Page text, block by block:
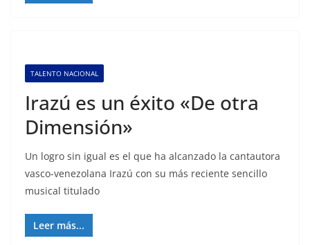
TALENTO NACIONAL
Irazú es un éxito «De otra
Dimensión»
Un logro sin igual es el que ha alcanzado la cantautora
vasco-venezolana Irazú con su más reciente sencillo
musical titulado
Leer más...